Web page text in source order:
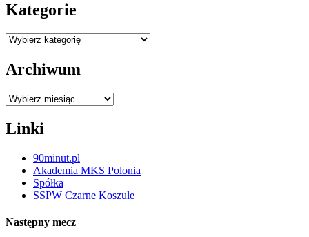
Kategorie
Kategorie
Archiwum
Archiwum
Linki
90minut.pl
Akademia MKS Polonia
Spółka
SSPW Czarne Koszule
Następny mecz